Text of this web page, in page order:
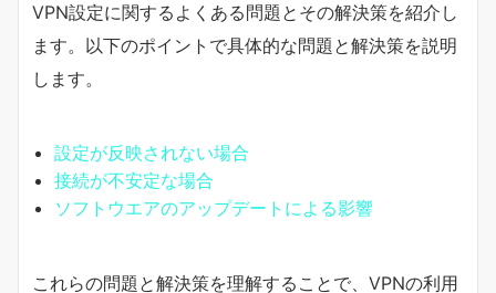
VPN設定に関するよくある問題とその解決策を紹介し
ます。以下のポイントで具体的な問題と解決策を説明
します。
設定が反映されない場合
接続が不安定な場合
ソフトウエアのアップデートによる影響
これらの問題と解決策を理解することで、VPNの利用